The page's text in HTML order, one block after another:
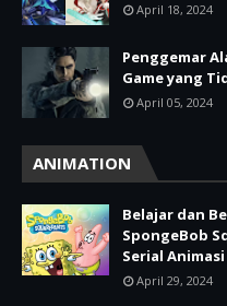
April 18, 2024
Penggemar
Game yang
April 05, 2024
ANIMATION
Belajar dan
SpongeBob
Serial
April 29, 2024